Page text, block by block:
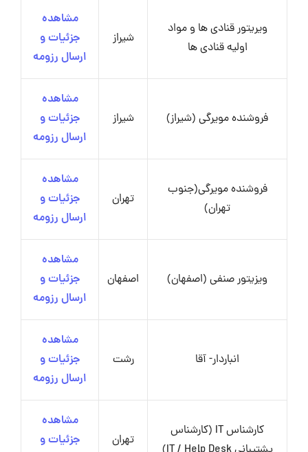
ویریتور قنادی ها و مواد
اولیه قنادی ها
شیراز
مشاهده
جزئیات و
ارسال رزومه
فروشنده مویرگی (شیراز) شیراز
مشاهده
جزئیات و
ارسال رزومه
فروشنده مویرگی(جنوب
تهران)
تهران
مشاهده
جزئیات و
ارسال رزومه
ویزیتور صنفی (اصفهان) اصفهان
مشاهده
جزئیات و
ارسال رزومه
انباردار- آقا رشت
مشاهده
جزئیات و
ارسال رزومه
کارشناس IT (کارشناس
تهران
مشاهده
جزئیات و